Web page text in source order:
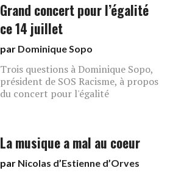
Grand concert pour l’égalité
ce 14 juillet
par Dominique Sopo
Trois questions à Dominique Sopo,
président de SOS Racisme, à propos
du concert pour l'égalité
La musique a mal au coeur
par Nicolas d’Estienne d’Orves